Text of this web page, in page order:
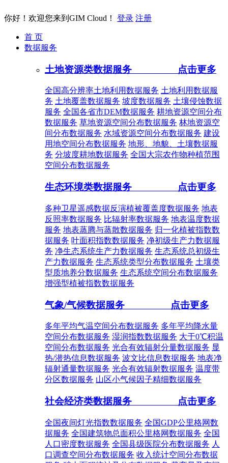
你好！欢迎您来到GIM Cloud！ 登录 注册
首 页
数据服务
土地资源类数据服务 点击更多
全国高分辨率土地利用数据服务 土地利用数据服
务 土地覆盖数据服务 坡度数据服务 土壤侵蚀数据
服务 全国各省市DEM数据服务 耕地资源空间分布
数据服务 草地资源空间分布数据服务 林地资源空
间分布数据服务 水域资源空间分布数据服务 建设
用地空间分布数据服务 地形、地貌、土壤数据服
务 分坡度耕地数据服务 全国大宗农作物种植范围
空间分布数据服务
生态环境类数据服务 点击更多
多种卫星遥感数据反演植被覆盖度数据服务 地表
反照率数据服务 比辐射率数据服务 地表温度数据
服务 地表蒸腾与蒸散数据服务 归一化植被指数数
据服务 叶面积指数数据服务 净初级生产力数据服
务 净生态系统生产力数据服务 生态系统总初级生
产力数据服务 生态系统类型分布数据服务 土壤类
型质地养分数据服务 生态系统空间分布数据服务
增强型植被指数数据服务
气象/气候数据服务 点击更多
多年平均气温空间分布数据服务 多年平均降水量
空间分布数据服务 湿润指数数据服务 大于0℃积温
空间分布数据服务 光合有效辐射分量数据服务 显
热/潜热信息数据服务 波文比信息数据服务 地表净
辐射通量数据服务 光合有效辐射数据服务 温度带
分区数据服务 山区小气候因子精细数据服务
社会经济类数据服务 点击更多
全国夜间灯光指数数据服务 全国GDP公里格网数
据服务 全国建筑物总面积公里格网数据服务 全国
人口密度数据服务 全国县级医院分布数据服务 人
口调查空间分布数据服务 收入统计空间分布数据